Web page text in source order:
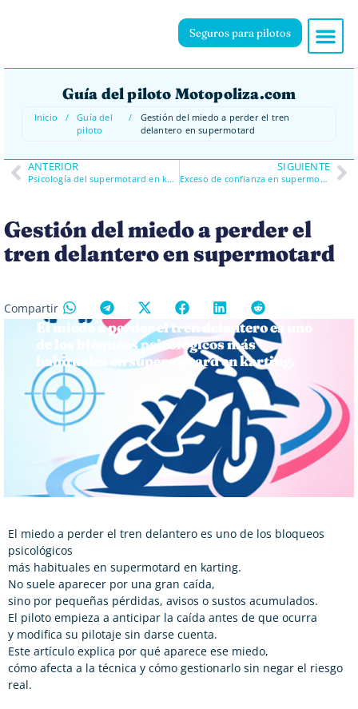
Seguros para pilotos
Guía del piloto Motopoliza.com
Inicio /
Guía del
piloto
/
Gestión del miedo a perder el tren
delantero en supermotard
ANTERIOR
Psicología del supermotard en karting: gestionar el caos sin que te saque de la pista
SIGUIENTE
Exceso de confianza en supermotard: por qué dos buenas tandas suelen acabar mal
Gestión del miedo a perder el
tren delantero en supermotard
Compartir
El miedo a perder el tren delantero es uno
de los bloqueos psicológicos más
habituales en supermotard en karting.
El miedo a perder el tren delantero es uno de los bloqueos
psicológicos
más habituales en supermotard en karting.
No suele aparecer por una gran caída,
sino por pequeñas pérdidas, avisos o sustos acumulados.
El piloto empieza a anticipar la caída antes de que ocurra
y modifica su pilotaje sin darse cuenta.
Este artículo explica por qué aparece ese miedo,
cómo afecta a la técnica y cómo gestionarlo sin negar el riesgo
real.